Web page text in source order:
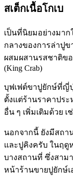
สเต็กเนื้อโกเบ
เป็นที่นิยมอย่างมา
กลางของการล่าปู
ผสมผสานรสชาติขอ
(King Crab)
บุฟเฟต์ขาปูยักษ์ที่ญี่
ตั้งแต่ร้านราคาปร
อื่น ๆ เพิ่มเติมด้วย
นอกจากนี้ ยังมีสถา
และปูคิงครับ ในฤ
บางสถานที่ ซึ่งสาม
หน้าร้านขายปูยักษ์เ